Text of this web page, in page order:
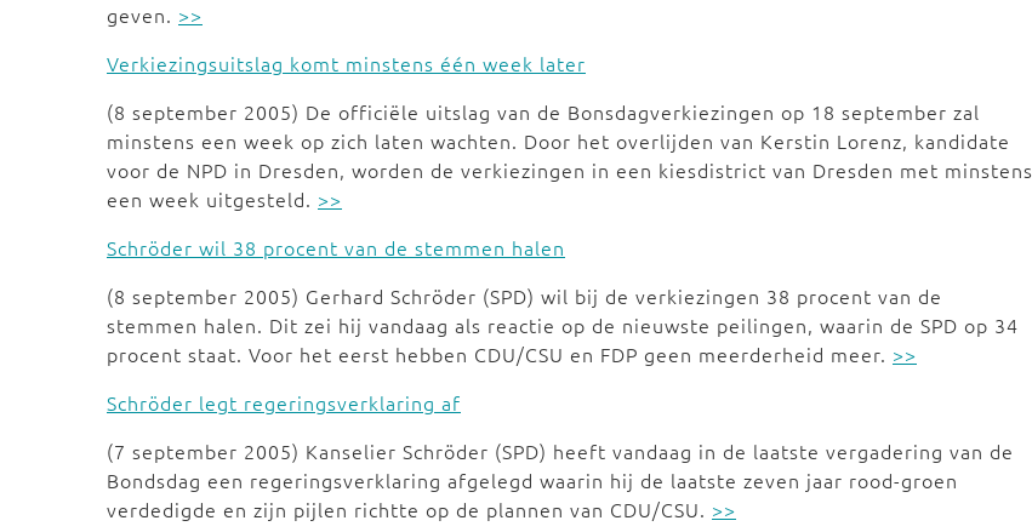
geven. >>
Verkiezingsuitslag komt minstens één week later
(8 september 2005) De officiële uitslag van de Bonsdagverkiezingen op 18 september zal
minstens een week op zich laten wachten. Door het overlijden van Kerstin Lorenz, kandidate
voor de NPD in Dresden, worden de verkiezingen in een kiesdistrict van Dresden met minstens
een week uitgesteld. >>
Schröder wil 38 procent van de stemmen halen
(8 september 2005) Gerhard Schröder (SPD) wil bij de verkiezingen 38 procent van de
stemmen halen. Dit zei hij vandaag als reactie op de nieuwste peilingen, waarin de SPD op 34
procent staat. Voor het eerst hebben CDU/CSU en FDP geen meerderheid meer. >>
Schröder legt regeringsverklaring af
(7 september 2005) Kanselier Schröder (SPD) heeft vandaag in de laatste vergadering van de
Bondsdag een regeringsverklaring afgelegd waarin hij de laatste zeven jaar rood-groen
verdedigde en zijn pijlen richtte op de plannen van CDU/CSU. >>